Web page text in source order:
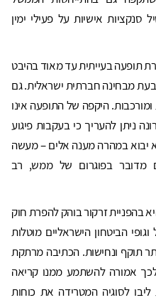
אישיות על פעילי ימין
תופעה בעייתית עד מאוד בהיבט
בעת מבחינה חברתית ישראלית. גם
ומורכבות. היקפה של התופעה אינו
ניתן להעריך כי בעקבות פיגוע
יבוא במהרה מענה אלים – מעשה
מדובר בפוגרום של ממש, רב
בהפניית זרקור בוהק להפרת חוק
הביטחון הישראליים מוטלות
תוקף ונחישות. הכתיבה מרתקת
אמורה להשתמע ממנו קריאה
לסוגיה המטרידה את כוחות